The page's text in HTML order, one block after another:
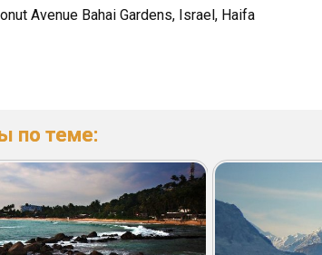
Avenue Bahai Gardens, Israel, Haifa
по теме: